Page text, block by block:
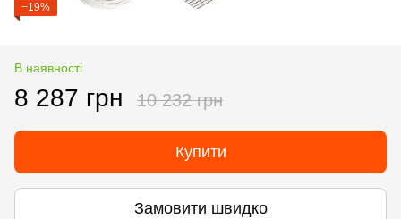
−19%
В наявності
8 287 грн 10 232 грн
Купити
Замовити швидко